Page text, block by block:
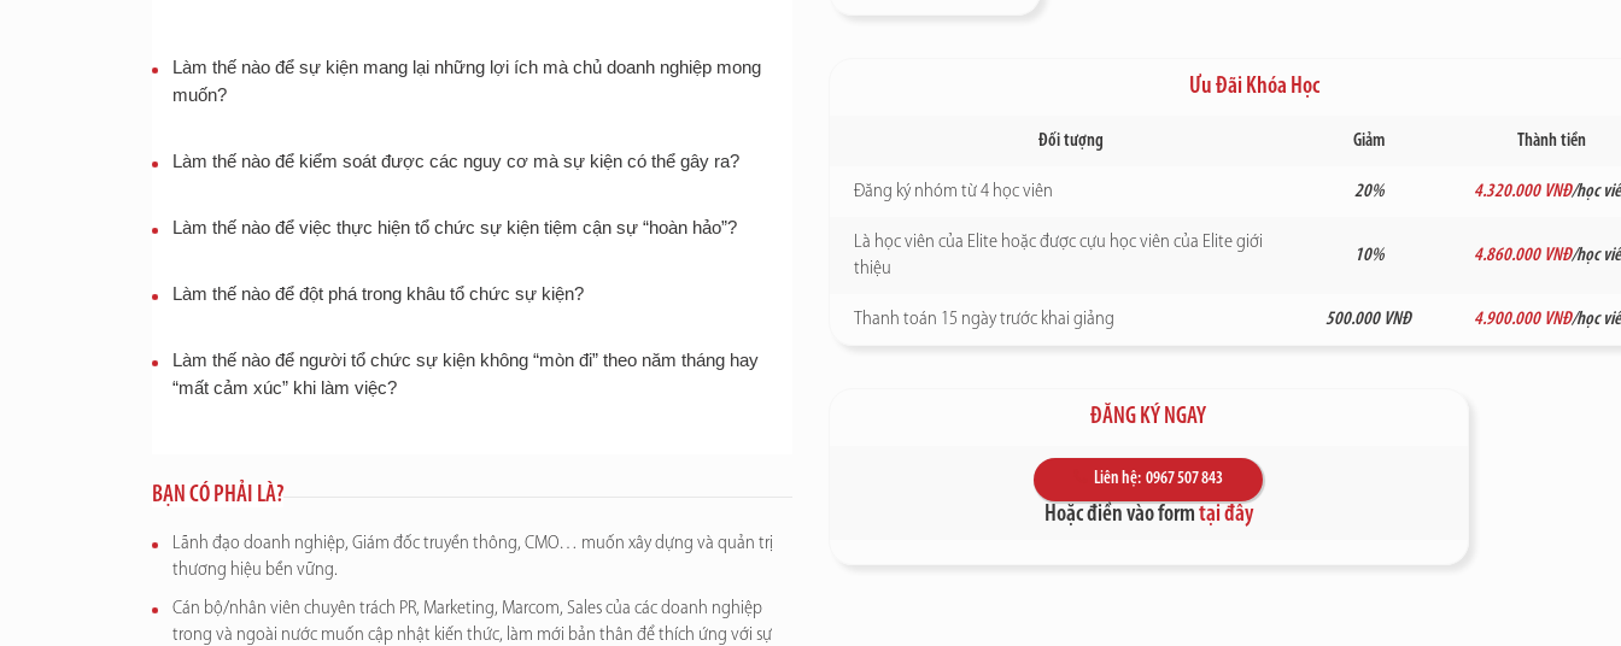
Làm thế nào để sự kiện mang lại những lợi ích mà chủ doanh nghiệp mong
muốn?
Làm thế nào để kiểm soát được các nguy cơ mà sự kiện có thể gây ra?
Làm thế nào để việc thực hiện tổ chức sự kiện tiệm cận sự “hoàn hảo”?
Làm thế nào để đột phá trong khâu tổ chức sự kiện?
Làm thế nào để người tổ chức sự kiện không “mòn đi” theo năm tháng hay
“mất cảm xúc” khi làm việc?
BẠN CÓ PHẢI LÀ?
Lãnh đạo doanh nghiệp, Giám đốc truyền thông, CMO… muốn xây dựng và quản trị
thương hiệu bền vững.
Cán bộ/nhân viên chuyên trách PR, Marketing, Marcom, Sales của các doanh nghiệp
trong và ngoài nước muốn cập nhật kiến thức, làm mới bản thân để thích ứng với sự
Ưu Đãi Khóa Học
Đối tượng Giảm Thành tiền
Đăng ký nhóm từ 4 học viên 20% 4.320.000 VNĐ/học
Là học viên của Elite hoặc được cựu học viên của Elite giới
thiệu
10% 4.860.000 VNĐ/học
Thanh toán 15 ngày trước khai giảng 500.000 VNĐ 4.900.000 VNĐ/học
ĐĂNG KÝ NGAY
Liên hệ: 0967 507 843
Hoặc điền vào form tại đây